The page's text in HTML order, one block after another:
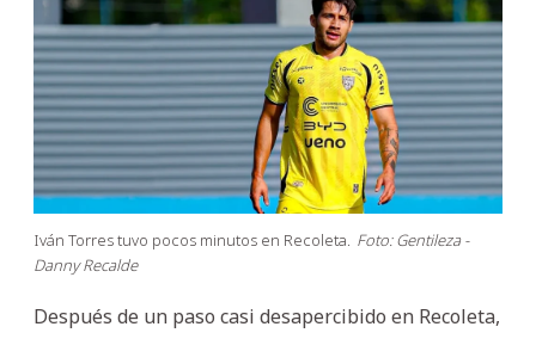
Iván Torres tuvo pocos minutos en Recoleta. Foto: Gentileza -
Danny Recalde
Después de un paso casi desapercibido en Recoleta,